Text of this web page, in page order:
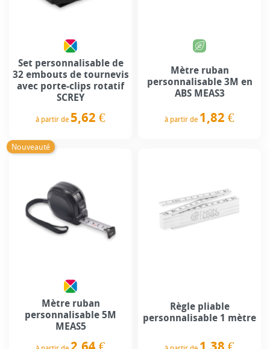
Set personnalisable de
32 embouts de tournevis
avec porte-clips rotatif
SCREY
à partir de 5,62 €
Mètre ruban
personnalisable 3M en
ABS MEAS3
à partir de 1,82 €
Nouveauté
Mètre ruban
personnalisable 5M
MEAS5
Règle pliable
personnalisable 1 mètre